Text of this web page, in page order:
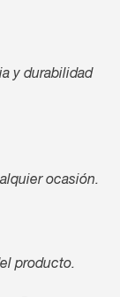
y durabilidad
ocasión.
producto.